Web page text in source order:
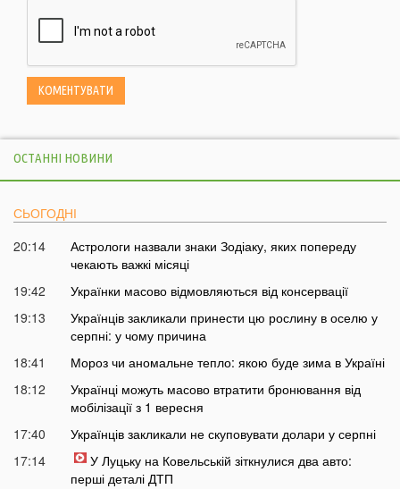
ОСТАННІ НОВИНИ
СЬОГОДНІ
20:14
Астрологи назвали знаки Зодіаку, яких попереду
чекають важкі місяці
19:42
Українки масово відмовляються від консервації
19:13
Українців закликали принести цю рослину в оселю у
серпні: у чому причина
18:41
Мороз чи аномальне тепло: якою буде зима в Україні
18:12
Українці можуть масово втратити бронювання від
мобілізації з 1 вересня
17:40
Українців закликали не скуповувати долари у серпні
17:14
У Луцьку на Ковельській зіткнулися два авто:
перші деталі ДТП